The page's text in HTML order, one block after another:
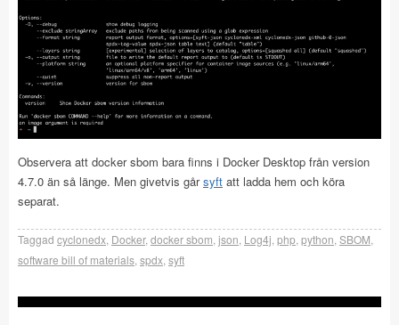
Observera att docker sbom bara finns i Docker Desktop från version
4.7.0 än så länge. Men givetvis gårsyft att ladda hem och köra
separat.
Taggad cyclonedx Docker, docker sbom json Log4j php python SBOM
software bill of materials spdx syft